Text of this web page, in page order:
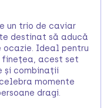
un trio de caviar
destinat să aducă
ocazie. Ideal pentru
acest set
și combinații
momente
dragi.